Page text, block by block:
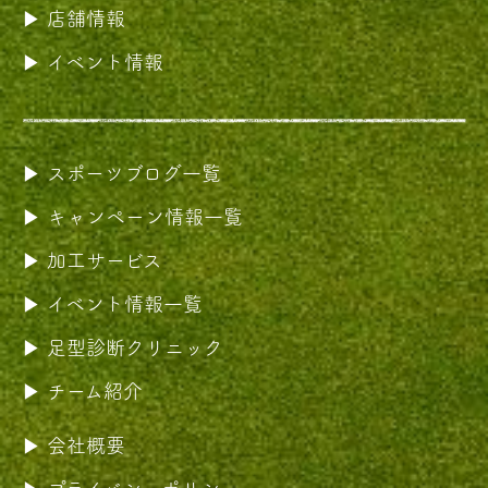
店舗情報
イベント情報
スポーツブログ一覧
キャンペーン情報一覧
加工サービス
イベント情報一覧
足型診断クリニック
チーム紹介
会社概要